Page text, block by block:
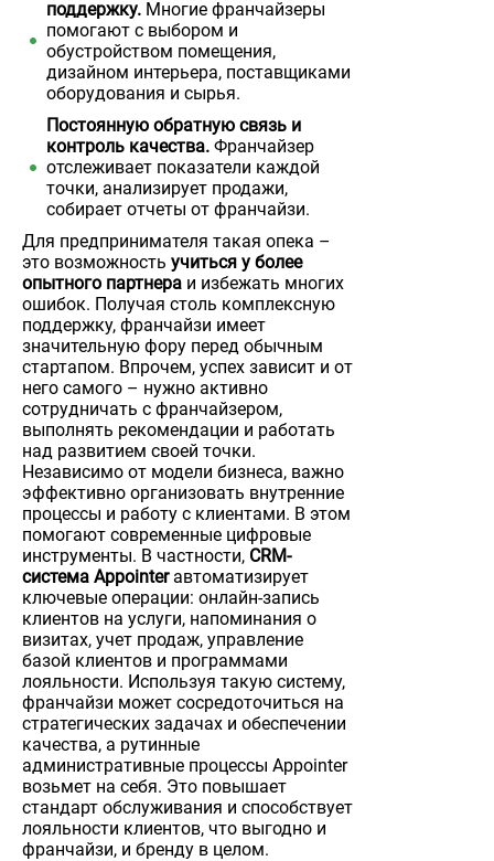
поддержку. Многие франчайзеры
помогают с выбором и
обустройством помещения,
дизайном интерьера, поставщиками
оборудования и сырья.
Постоянную обратную связь и
контроль качества. Франчайзер
отслеживает показатели каждой
точки, анализирует продажи,
собирает отчеты от франчайзи.
Для предпринимателя такая опека –
это возможность учиться у более
опытного партнера и избежать многих
ошибок. Получая столь комплексную
поддержку, франчайзи имеет
значительную фору перед обычным
стартапом. Впрочем, успех зависит и от
него самого – нужно активно
сотрудничать с франчайзером,
выполнять рекомендации и работать
над развитием своей точки.
Независимо от модели бизнеса, важно
эффективно организовать внутренние
процессы и работу с клиентами. В этом
помогают современные цифровые
инструменты. В частности, CRM-
система Appointerавтоматизирует
ключевые операции: онлайн-запись
клиентов на услуги, напоминания о
визитах, учет продаж, управление
базой клиентов и программами
лояльности. Используя такую систему,
франчайзи может сосредоточиться на
стратегических задачах и обеспечении
качества, а рутинные
административные процессы Appointer
возьмет на себя. Это повышает
стандарт обслуживания и способствует
лояльности клиентов, что выгодно и
франчайзи, и бренду в целом.